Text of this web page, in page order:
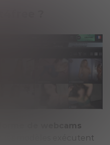
?
de webcams
les modèles exécutent